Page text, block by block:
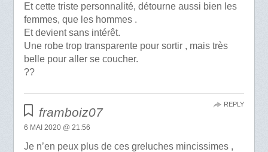
Et cette triste personnalité, détourne aussi bien les
femmes, que les hommes .
Et devient sans intérêt.
Une robe trop transparente pour sortir , mais très
belle pour aller se coucher.
??
framboiz07
6 MAI 2020 @ 21:56
Je n’en peux plus de ces greluches mincissimes ,
REPLY